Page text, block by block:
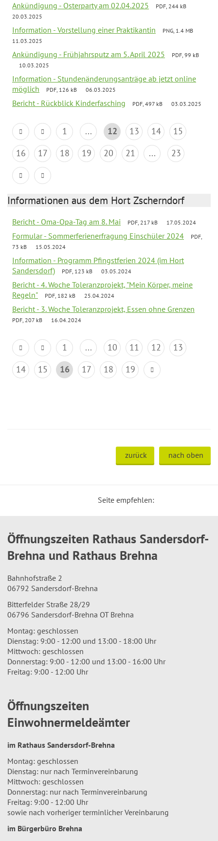
Ankündigung - Osterparty am 02.04.2025
PDF, 244 kB
20.03.2025
Information - Vorstellung einer Praktikantin
PNG, 1.4 MB
11.03.2025
Ankündigung - Frühjahrsputz am 5. April 2025
PDF, 99 kB
10.03.2025
Information - Stundenänderungsanträge ab jetzt online
möglich
PDF, 126 kB 06.03.2025
Bericht - Rückblick Kinderfasching PDF, 497 kB 03.03.2025
1 ... 12 13 14
15
16
17 18 19 20 21 ... 23
Informationen aus dem Hort Zscherndorf
Bericht - Oma-Opa-Tag am 8. Mai PDF, 217 kB 17.05.2024
Formular - Sommerferienerfragung Einschüler 2024
PDF,
73 kB
15.05.2024
Information - Programm Pfingstferien 2024 (im Hort
Sandersdorf)
PDF, 123 kB 03.05.2024
Bericht - 4. Woche Toleranzprojekt, "Mein Körper, meine
Regeln"
PDF, 182 kB 25.04.2024
Bericht - 3. Woche Toleranzprojekt, Essen ohne Grenzen
PDF, 207 kB 16.04.2024
1 ... 10 11 12
13
14
15 16 17 18 19
zurück nach oben
Seite empfehlen:
Öffnungszeiten Rathaus Sandersdorf-
Brehna und Rathaus Brehna
Bahnhofstraße 2
06792 Sandersdorf-Brehna
Bitterfelder Straße 28/29
06796 Sandersdorf-Brehna OT Brehna
Montag: geschlossen
Dienstag: 9:00 - 12:00 und 13:00 - 18:00 Uhr
Mittwoch: geschlossen
Donnerstag: 9:00 - 12:00 und 13:00 - 16:00 Uhr
Freitag: 9:00 - 12:00 Uhr
Öffnungszeiten
Einwohnermeldeämter
im Rathaus Sandersdorf-Brehna
Montag: geschlossen
Dienstag: nur nach Terminvereinbarung
Mittwoch: geschlossen
Donnerstag: nur nach Terminvereinbarung
Freitag: 9:00 - 12:00 Uhr
sowie nach vorheriger terminlicher Vereinbarung
im Bürgerbüro Brehna